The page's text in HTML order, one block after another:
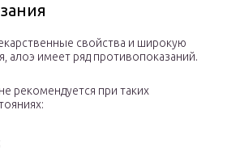
свойства и широкую
алоэ имеет ряд противопоказаний.
рекомендуется при таких